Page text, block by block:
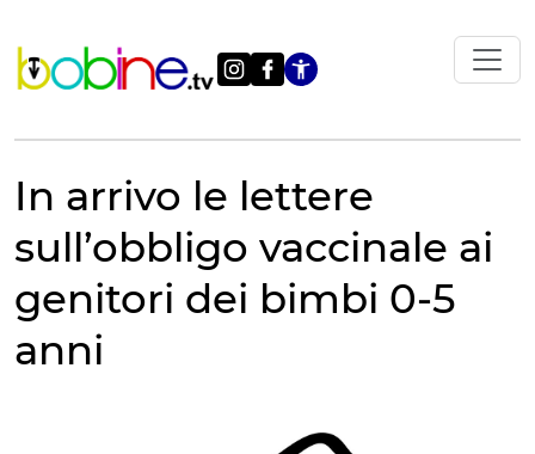
contenuto
Apri le
In arrivo le lettere
sull’obbligo vaccinale ai
genitori dei bimbi 0-5
anni